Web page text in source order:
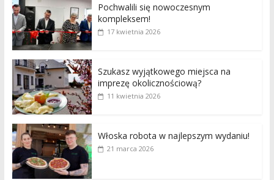
Pochwalili się nowoczesnym
kompleksem!
17 kwietnia 2026
Szukasz wyjątkowego miejsca na
imprezę okolicznościową?
11 kwietnia 2026
Włoska robota w najlepszym wydaniu!
21 marca 2026